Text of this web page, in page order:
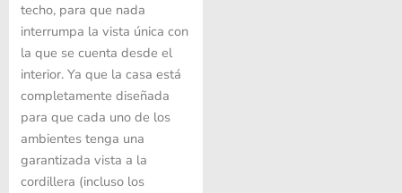
techo, para que nada
interrumpa la vista única con
la que se cuenta desde el
interior. Ya que la casa está
completamente diseñada
para que cada uno de los
ambientes tenga una
garantizada vista a la
cordillera (incluso los